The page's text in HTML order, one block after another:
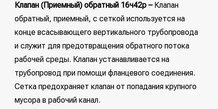
Клапан (Приемный) обратный 16ч42р – Клапан
обратный, приемный, с сеткой используется на
конце всасывающего вертикального трубопровода
и служит для предотвращения обратного потока
рабочей среды. Клапан устанавливается на
трубопровод при помощи фланцевого соединения.
Сетка предохраняет клапан от попадания крупного
мусора в рабочий канал.